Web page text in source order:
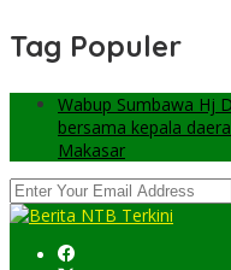
Tag Populer
Wabup Sumbawa Hj
bersama kepala
Makasar